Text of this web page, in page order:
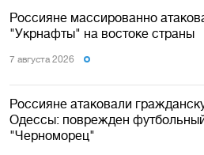
Россияне массированно
"Укрнафты" на востоке страны
7 августа 2026
Россияне атаковали
Одессы: поврежден
"Черноморец"